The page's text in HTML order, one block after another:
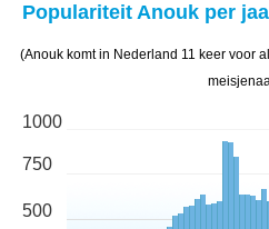
Populariteit Anouk per
(Anouk komt in Nederland 11 keer voor
1000
750
500